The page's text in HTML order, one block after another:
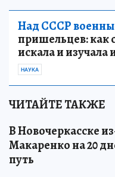
Над СССР
пришельцев: как
искала и
НАУКА
ЧИТАЙТЕ ТАКЖЕ
В Новочеркасске
Макаренко на 20
путь